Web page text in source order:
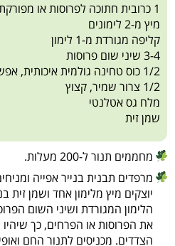
1 כרובית חתוכה לפרוסות או מפורקת לפרחים
מיץ מ-2 לימונים
קליפה מגורדת מ-1 לימון
3-4 שיני שום פרוסות
1/2 כוס טחינה גולמית איכותית, אפשר ורצוי משומשום מלא
1/2 צרור שמיר, קצוץ
מלח גס אטלנטי
שמן זית
מחממים תנור ל-200 מעלות.
מרפדים תבנית בנייר אפייה
יוצקים מיץ מלימון אחד ושמן זית
הלימון המגורדת ושיני השום
את הפרוסות או הפרחים, כך